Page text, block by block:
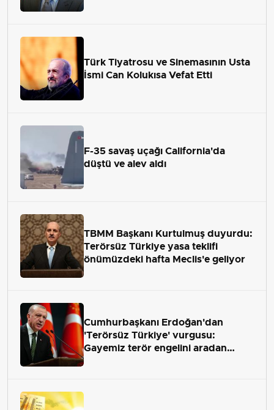
Türk Tiyatrosu ve Sinemasının Usta
İsmi Can Kolukısa Vefat Etti
F-35 savaş uçağı California'da
düştü ve alev aldı
TBMM Başkanı Kurtulmuş duyurdu:
Terörsüz Türkiye yasa teklifi
önümüzdeki hafta Meclis'e geliyor
Cumhurbaşkanı Erdoğan'dan
'Terörsüz Türkiye' vurgusu:
Gayemiz terör engelini aradan